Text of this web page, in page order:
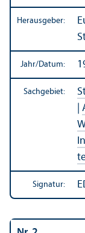
Herausgeber:
Jahr/Datum:
Sachgebiet:
Signatur: